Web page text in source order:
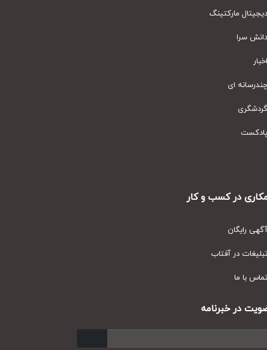
مارکتینگ
سرا
ای
در کسب و کار
رایگان
در آفتاب
با ما
در خبرنامه